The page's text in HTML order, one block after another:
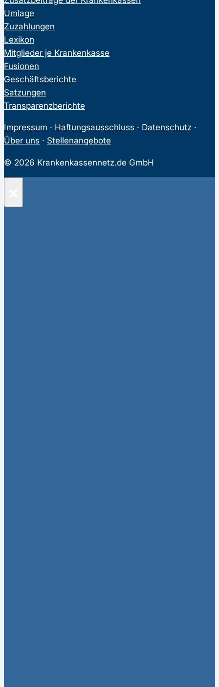
Umlage
Zuzahlungen
Lexikon
Mitglieder je Krankenkasse
Fusionen
Geschäftsberichte
Satzungen
Transparenzberichte
Impressum · Haftungsausschluss · Datenschutz ·
Über uns · Stellenangebote
© 2026 Krankenkassennetz.de GmbH